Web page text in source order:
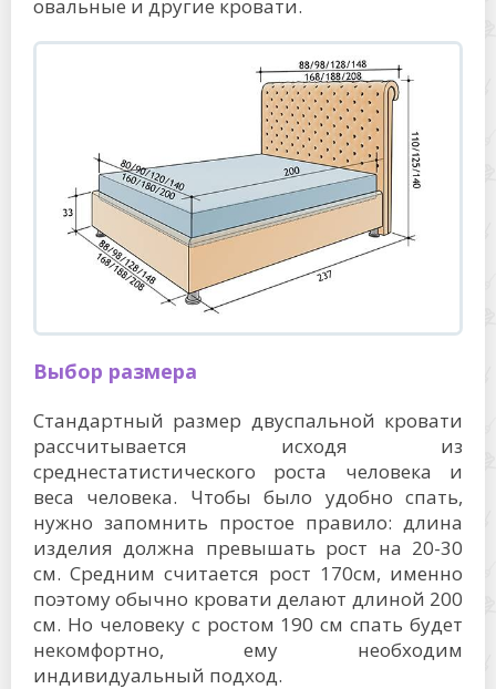
овальные и другие кровати.
Выбор размера
Стандартный размер двуспальной кровати
рассчитывается исходя из
среднестатистического роста человека и
веса человека. Чтобы было удобно спать,
нужно запомнить простое правило: длина
изделия должна превышать рост на 20-30
см. Средним считается рост 170см, именно
поэтому обычно кровати делают длиной 200
см. Но человеку с ростом 190 см спать будет
некомфортно, ему необходим
индивидуальный подход.